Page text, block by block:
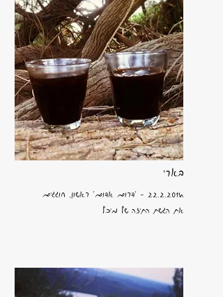
בארי
22.2.2014 - 'דרום אדום' ראשון, חוגגים
את הגשת התיזה של מיכל